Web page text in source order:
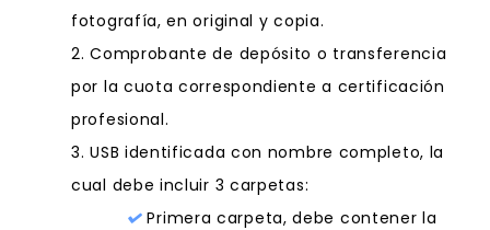
fotografía, en original y copia.
2. Comprobante de depósito o transferencia
por la cuota correspondiente a certificación
profesional.
3. USB identificada con nombre completo, la
cual debe incluir 3 carpetas:
Primera carpeta, debe contener la